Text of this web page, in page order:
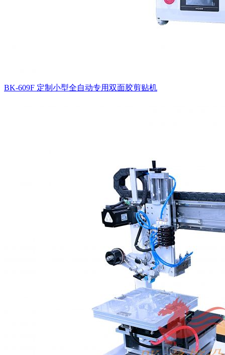
BK-609F 定制小型全自动专用双面胶剪贴机